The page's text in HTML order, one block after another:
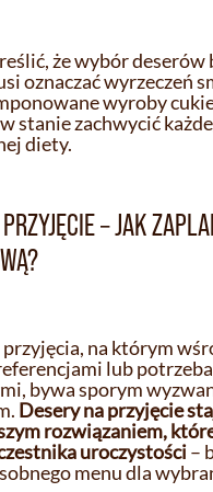
że wybór deserów
oznaczać wyrzeczeń
wyroby
stanie zachwycić
diety.
– JAK
na którym
lub
bywa sporym
Desery na przyjęcie
rozwiązaniem,
uroczystości–
menu dla